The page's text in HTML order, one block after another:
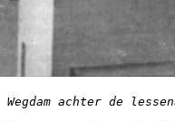
Wegdam achter de